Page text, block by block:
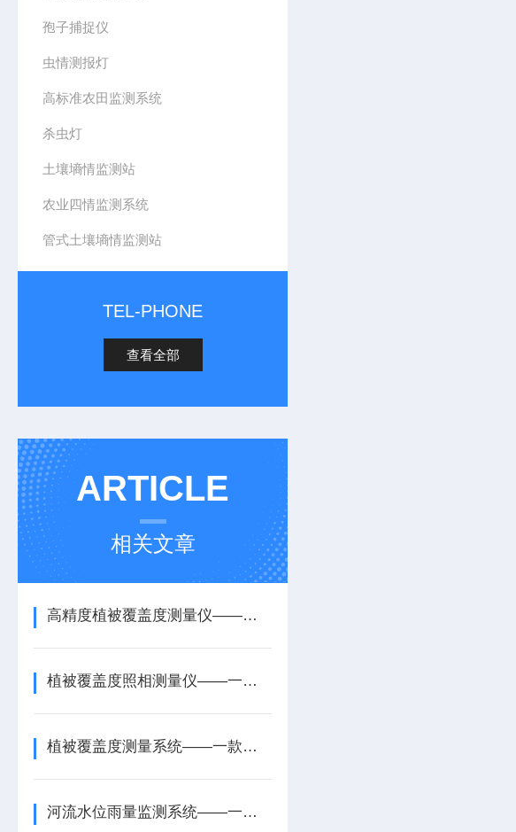
孢子捕捉仪
虫情测报灯
高标准农田监测系统
杀虫灯
土壤墒情监测站
农业四情监测系统
管式土壤墒情监测站
TEL-PHONE
查看全部
ARTICLE
相关文章
高精度植被覆盖度测量仪——一款自动采集的植被盖度摄影仪2026+派+送
植被覆盖度照相测量仪——一款精准呈现的户外植被覆盖度测量仪2026+派+送
植被覆盖度测量系统——一款长势评估的草原植被覆盖度测量仪2026+派+送
河流水位雨量监测系统——一款维护方便的雨量水位监测站2026+派+送